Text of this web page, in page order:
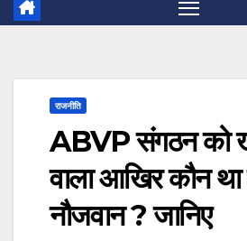
राजनीति
ABVP संगठन को
वाला आखिर कौन था
नौजवान ? जानिए